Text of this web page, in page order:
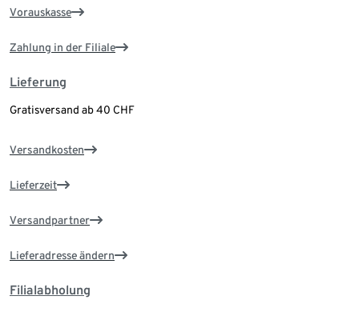
Vorauskasse
Zahlung in der Filiale
Lieferung
Gratisversand ab 40 CHF
Versandkosten
Lieferzeit
Versandpartner
Lieferadresse ändern
Filialabholung